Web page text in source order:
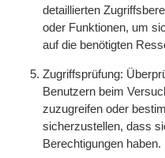
detaillierten
oder Funktionen, um
auf die benötigten
Zugriffsprüfung:
Benutzern beim
zuzugreifen oder
sicherzustellen, dass
Berechtigungen haben.